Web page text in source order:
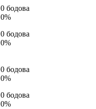
0 бодова
0%
0 бодова
0%
0 бодова
0%
0 бодова
0%